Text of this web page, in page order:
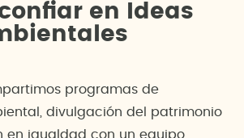
en Ideas
programas de
divulgación del patrimonio
en igualdad con un equipo